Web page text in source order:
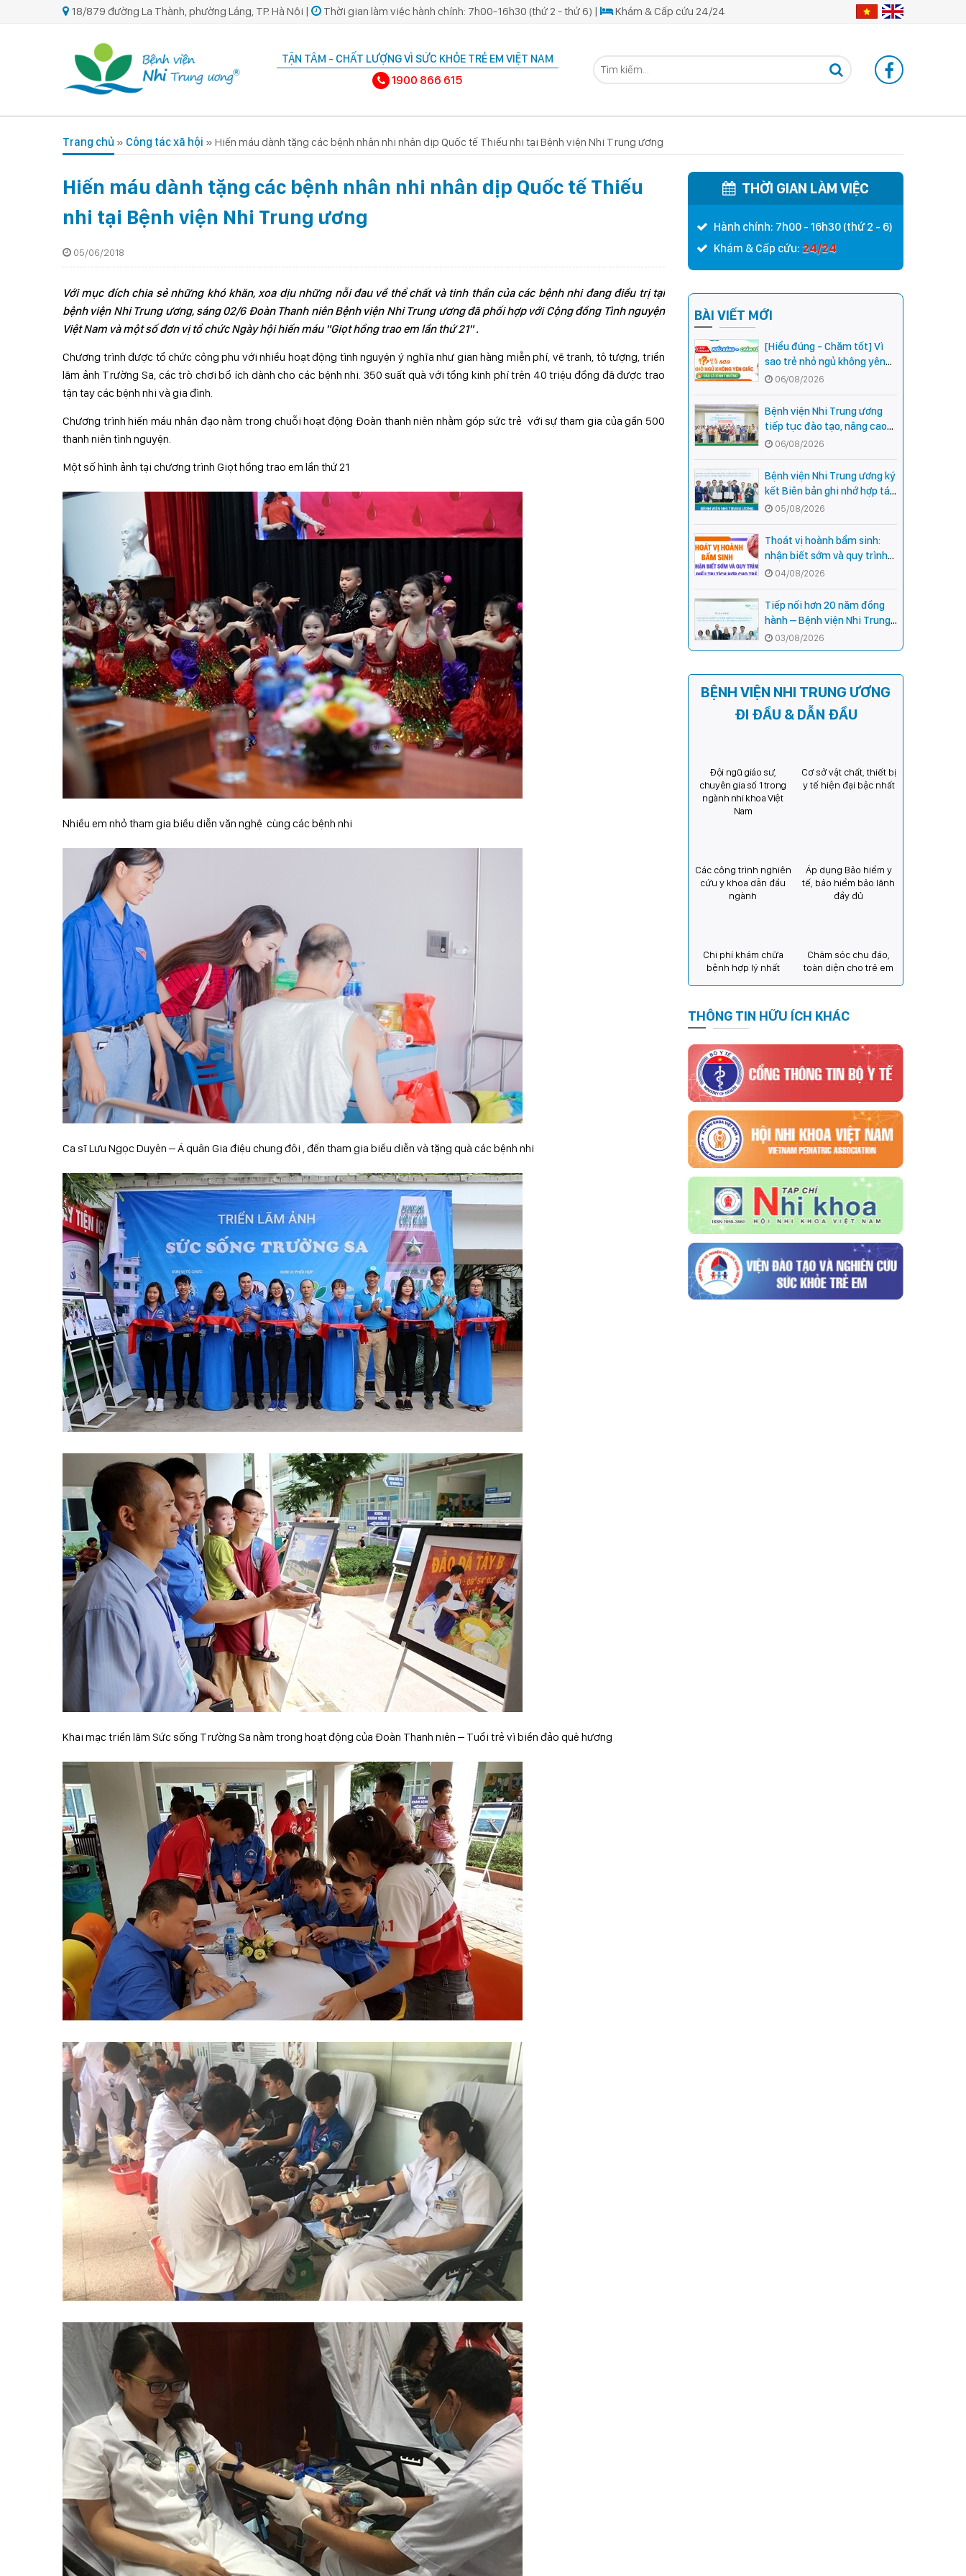
18/879 đường La Thành, phường Láng, TP. Hà Nội | Thời gian làm việc hành chính: 7h00-16h30 (thứ 2 - thứ 6) | Khám & Cấp cứu 24/24
TẬN TÂM - CHẤT LƯỢNG VÌ SỨC KHỎE TRẺ EM VIỆT NAM
1900 866 615
Trang chủ » Công tác xã hội » Hiến máu dành tặng các bệnh nhân nhi nhân dịp Quốc tế Thiếu nhi tại Bệnh viện Nhi Trung ương
Hiến máu dành tặng các bệnh nhân nhi nhân dịp Quốc tế Thiếu
nhi tại Bệnh viện Nhi Trung ương
05/06/2018
Với mục đích chia sẻ những khó khăn, xoa dịu những nỗi đau về thể chất và tinh thần của các bệnh nhi đang điều trị tại
bệnh viện Nhi Trung ương, sáng 02/6 Đoàn Thanh niên Bệnh viện Nhi Trung ương đã phối hợp với Cộng đồng Tình nguyện
Việt Nam và một số đơn vị tổ chức Ngày hội hiến máu "Giọt hồng trao em lần thứ 21" .
Chương trình được tổ chức công phu với nhiều hoạt động tình nguyện ý nghĩa như gian hàng miễn phí, vẽ tranh, tô tượng, triển
lãm ảnh Trường Sa, các trò chơi bổ ích dành cho các bệnh nhi. 350 suất quà với tổng kinh phí trên 40 triệu đồng đã được trao
tận tay các bệnh nhi và gia đình.
Chương trình hiến máu nhân đạo nằm trong chuỗi hoạt động Đoàn thanh niên nhằm góp sức trẻ với sự tham gia của gần 500
thanh niên tình nguyện.
Một số hình ảnh tại chương trình Giọt hồng trao em lần thứ 21
Nhiều em nhỏ tham gia biểu diễn văn nghệ cùng các bệnh nhi
Ca sĩ Lưu Ngọc Duyên – Á quân Gia điệu chung đôi , đến tham gia biểu diễn và tặng quà các bệnh nhi
Khai mạc triển lãm Sức sống Trường Sa nằm trong hoạt động của Đoàn Thanh niên – Tuổi trẻ vì biển đảo quê hương
THỜI GIAN LÀM VIỆC
Hành chính: 7h00 - 16h30 (thứ 2 - 6)
Khám & Cấp cứu: 24/24
BÀI VIẾT MỚI
[Hiểu đúng - Chăm tốt] Vì
sao trẻ nhỏ ngủ không yên
giấc - Đâu là bình thường,
đâu là dấu hiệu cần đi khám
ngay?
06/08/2026
Bệnh viện Nhi Trung ương
tiếp tục đào tạo, nâng cao
năng lực khám, chữa bệnh
Nhi khoa cho cán bộ y tế tại
các tỉnh miền núi phía Bắc
06/08/2026
Bệnh viện Nhi Trung ương ký
kết Biên bản ghi nhớ hợp tác
với Bệnh viện Nhi Quốc gia
Campuchia
05/08/2026
Thoát vị hoành bẩm sinh:
nhận biết sớm và quy trình
điều trị tích hợp cho trẻ -
chia sẻ từ các chuyên gia
hàng đầu của Bệnh Viện Nhi
Trung ương
04/08/2026
Tiếp nối hơn 20 năm đồng
hành – Bệnh viện Nhi Trung
ương và Tổ chức Orbis (Hoa
Kỳ) tăng cường hợp tác, mở
03/08/2026
BỆNH VIỆN NHI TRUNG ƯƠNG
ĐI ĐẦU & DẪN ĐẦU
Đội ngũ giáo sư,
chuyên gia số 1 trong
ngành nhi khoa Việt
Nam
Cơ sở vật chất, thiết bị
y tế hiện đại bậc nhất
Các công trình nghiên
cứu y khoa dẫn đầu
ngành
Áp dụng Bảo hiểm y
tế, bảo hiểm bảo lãnh
đầy đủ
Chi phí khám chữa
bệnh hợp lý nhất
Chăm sóc chu đáo,
toàn diện cho trẻ em
THÔNG TIN HỮU ÍCH KHÁC